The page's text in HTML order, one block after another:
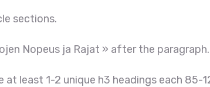
sections.
Nopeus ja Rajat » after the
at least 1-2 unique h3 headings each 85-